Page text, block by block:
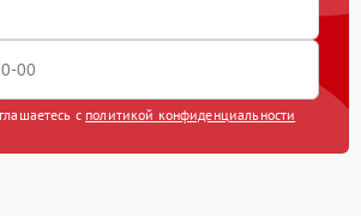
с политикой конфиденциальности